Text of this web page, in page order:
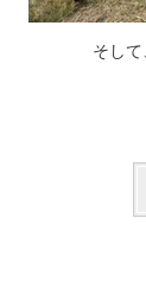
そし